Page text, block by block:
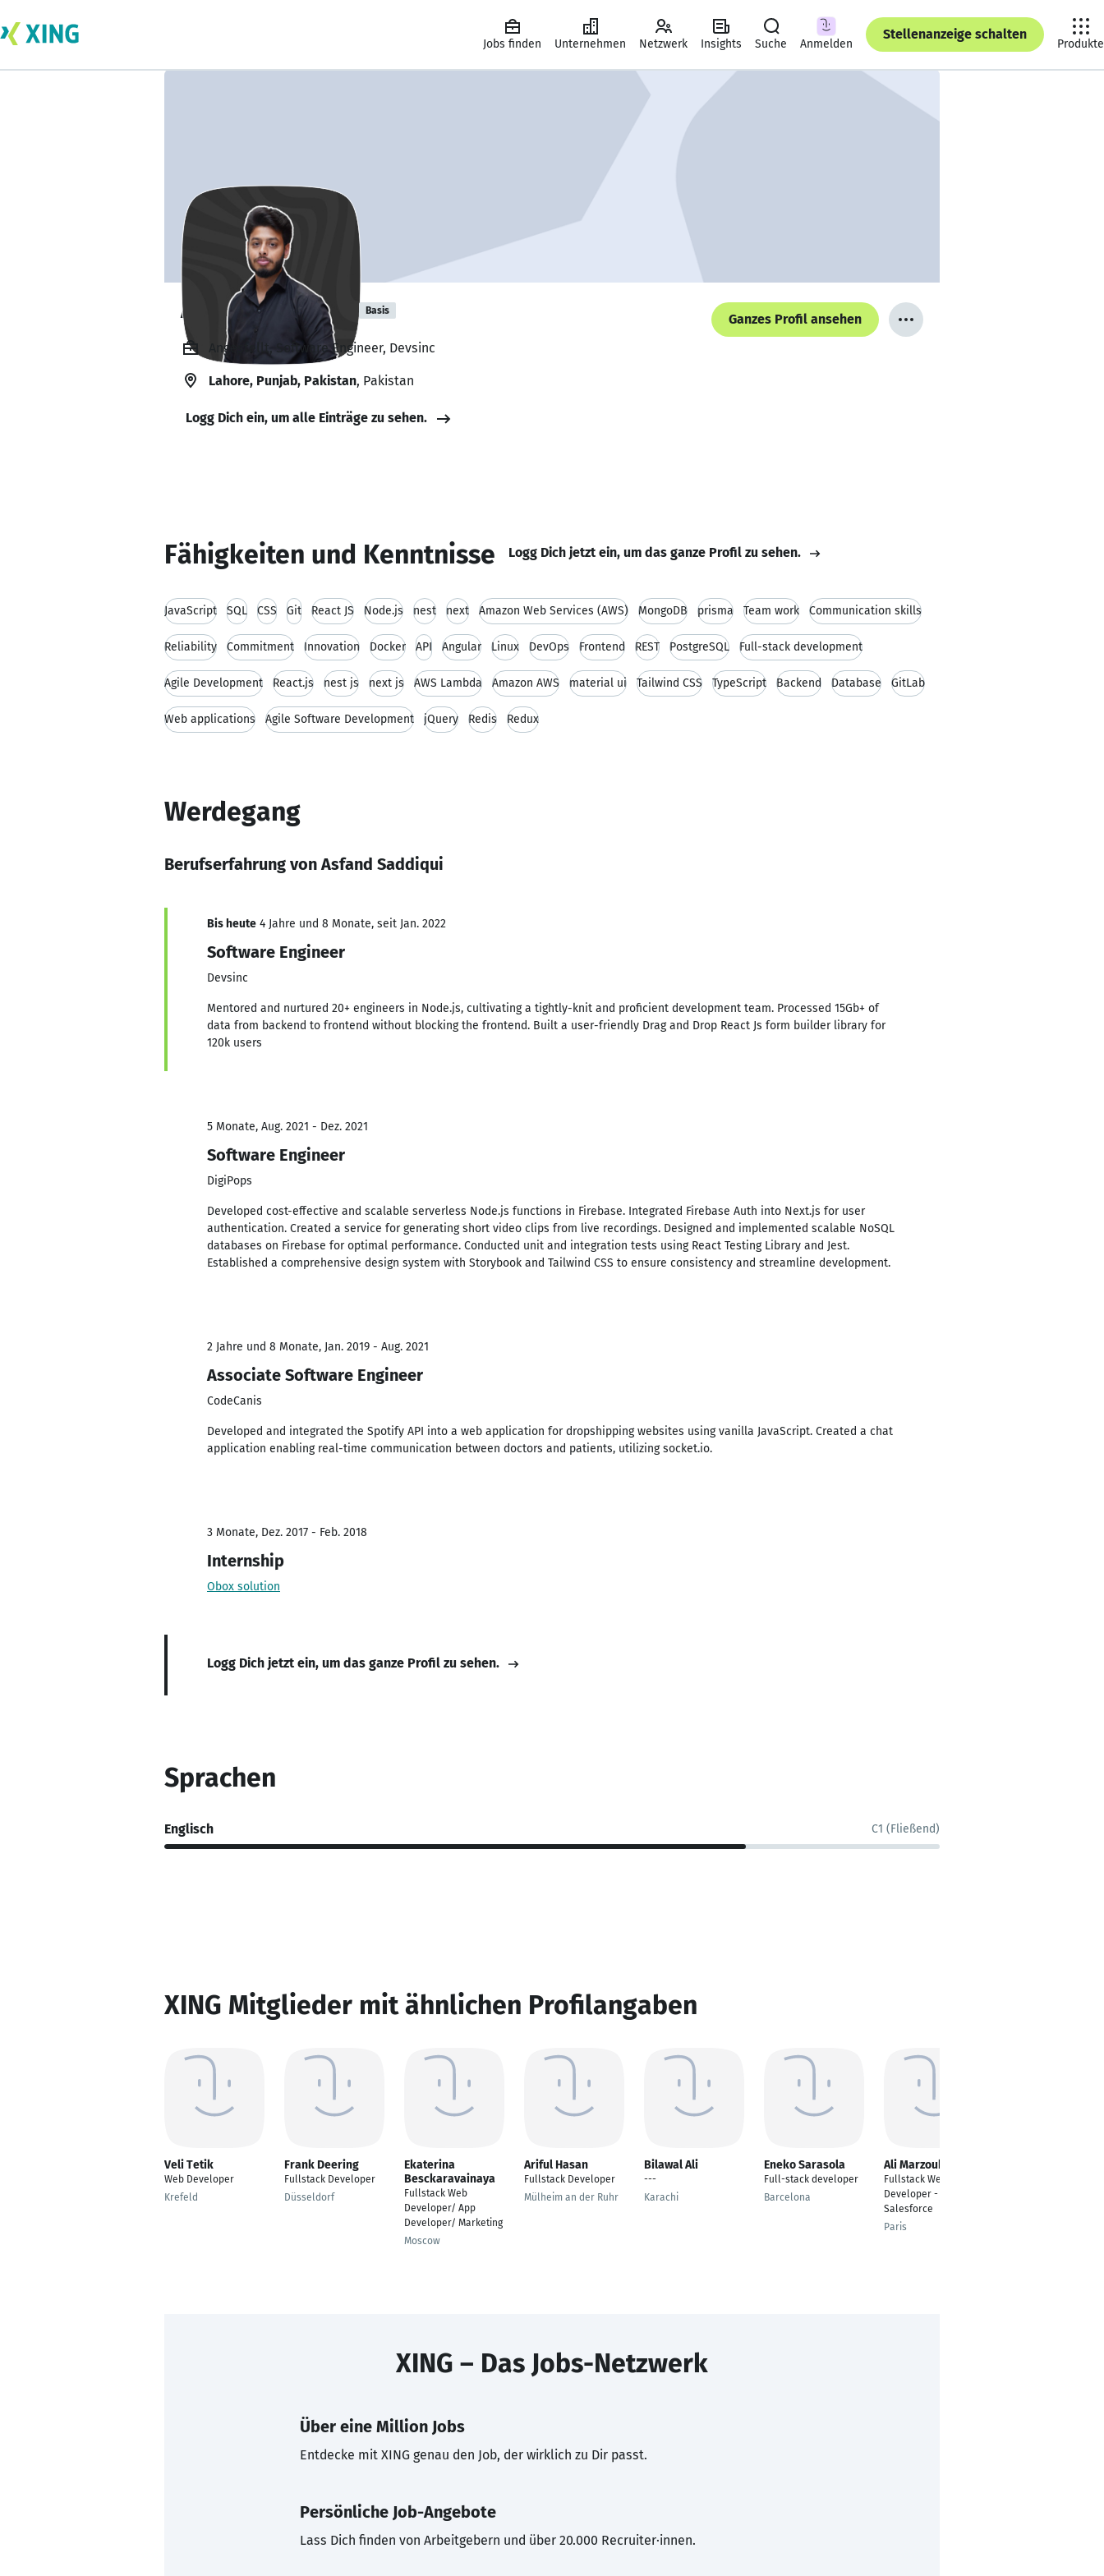
Jobs finden Unternehmen Netzwerk Insights Suche Anmelden
Stellenanzeige schalten
Produkte
Asfand Saddiqui Basis
Ganzes Profil ansehen
Angestellt, Software Engineer, Devsinc
Lahore, Punjab, Pakistan, Pakistan
Logg Dich ein, um alle Einträge zu sehen.
Fähigkeiten und Kenntnisse Logg Dich jetzt ein, um das ganze Profil zu sehen.
JavaScript SQL CSS Git React JS Node.js nest next Amazon Web Services (AWS) MongoDB prisma Team work Communication skills
Reliability Commitment Innovation Docker API Angular Linux DevOps Frontend REST PostgreSQL Full-stack development
Agile Development React.js nest js next js AWS Lambda Amazon AWS material ui Tailwind CSS TypeScript Backend Database GitLab
Web applications Agile Software Development jQuery Redis Redux
Werdegang
Berufserfahrung von Asfand Saddiqui
Bis heute 4 Jahre und 8 Monate, seit Jan. 2022
Software Engineer
Devsinc
Mentored and nurtured 20+ engineers in Node.js, cultivating a tightly-knit and proficient development team. Processed 15Gb+ of
data from backend to frontend without blocking the frontend. Built a user-friendly Drag and Drop React Js form builder library for
120k users
5 Monate, Aug. 2021 - Dez. 2021
Software Engineer
DigiPops
Developed cost-effective and scalable serverless Node.js functions in Firebase. Integrated Firebase Auth into Next.js for user
authentication. Created a service for generating short video clips from live recordings. Designed and implemented scalable NoSQL
databases on Firebase for optimal performance. Conducted unit and integration tests using React Testing Library and Jest.
Established a comprehensive design system with Storybook and Tailwind CSS to ensure consistency and streamline development.
2 Jahre und 8 Monate, Jan. 2019 - Aug. 2021
Associate Software Engineer
CodeCanis
Developed and integrated the Spotify API into a web application for dropshipping websites using vanilla JavaScript. Created a chat
application enabling real-time communication between doctors and patients, utilizing socket.io.
3 Monate, Dez. 2017 - Feb. 2018
Internship
Obox solution
Logg Dich jetzt ein, um das ganze Profil zu sehen.
Sprachen
Englisch C1 (Fließend)
XING Mitglieder mit ähnlichen Profilangaben
Veli Tetik
Web Developer
Krefeld
Frank Deering
Fullstack Developer
Düsseldorf
Ekaterina
Besckaravainaya
Fullstack Web
Developer/ App
Developer/ Marketing
Moscow
Ariful Hasan
Fullstack Developer
Mülheim an der Ruhr
Bilawal Ali
---
Karachi
Eneko Sarasola
Full-stack developer
Barcelona
Ali Marzouk
Fullstack Web
Developer - JS &
Salesforce
Paris
XING – Das Jobs-Netzwerk
Über eine Million Jobs
Entdecke mit XING genau den Job, der wirklich zu Dir passt.
Persönliche Job-Angebote
Lass Dich finden von Arbeitgebern und über 20.000 Recruiter·innen.